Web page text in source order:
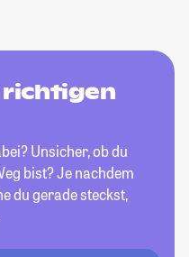
richtigen
Unsicher, ob du
bist? Je nachdem
du gerade steckst,